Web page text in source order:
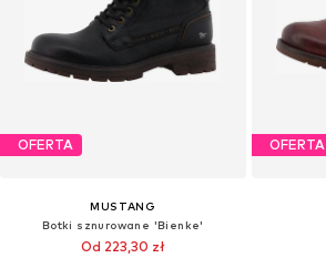
OFERTA
MUSTANG
Botki sznurowane 'Bienke'
Od 223,30 zł
OFERTA